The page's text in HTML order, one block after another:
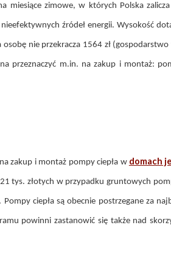
miesiące zimowe, w których Polska
źródeł energii. Wysokość
nie przekracza 1564 zł
m.in. na zakup i montaż:
zakup i montaż pompy ciepła w domach
tys. złotych w przypadku gruntowych
ciepła są obecnie postrzegane za
powinni zastanowić się także nad